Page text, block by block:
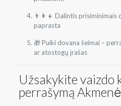
👨‍👩‍👧 Dalintis prisiminimais
paprasta
🎁 Puiki dovana šeimai –
ar atostogų įrašas
Užsakykite vaizdo
perrašymą